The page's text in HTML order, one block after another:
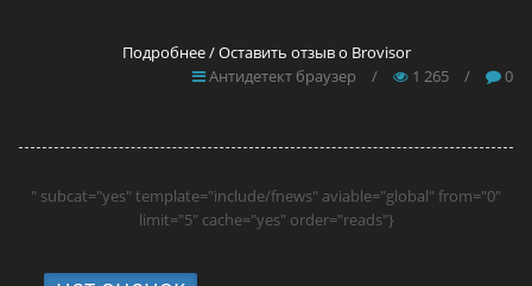
Подробнее / Оставить отзыв о Brovisor
Антидетект браузер
/ 1 265 / 0
" subcat="yes" template="include/fnews" aviable="global" from="0"
limit="5" cache="yes" order="reads"}